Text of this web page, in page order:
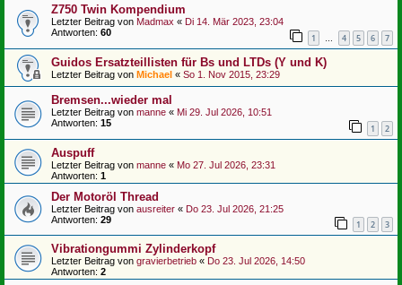
Z750 Twin Kompendium
Letzter Beitrag von Madmax « Di 14. Mär 2023, 23:04
Antworten: 60 1 … 4 5 6 7
Guidos Ersatzteillisten für Bs und LTDs (Y und K)
Letzter Beitrag von Michael « So 1. Nov 2015, 23:29
Bremsen...wieder mal
Letzter Beitrag von manne « Mi 29. Jul 2026, 10:51
Antworten: 15 1 2
Auspuff
Letzter Beitrag von manne « Mo 27. Jul 2026, 23:31
Antworten: 1
Der Motoröl Thread
Letzter Beitrag von ausreiter « Do 23. Jul 2026, 21:25
Antworten: 29 1 2 3
Vibrationgummi Zylinderkopf
Letzter Beitrag von gravierbetrieb « Do 23. Jul 2026, 14:50
Antworten: 2